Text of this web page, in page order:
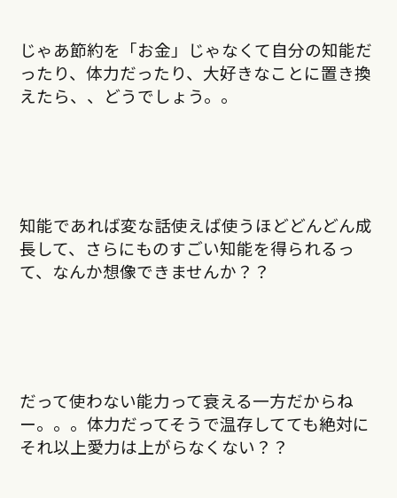
じゃあ節約を「お金」じゃなくて自分の知能だ
ったり、体力だったり、大好きなことに置き換
えたら、、どうでしょう。。
知能であれば変な話使えば使うほどどんどん成
長して、さらにものすごい知能を得られるっ
て、なんか想像できませんか？？
だって使わない能力って衰える一方だからね
ー。。。体力だってそうで温存してても絶対に
それ以上愛力は上がらなくない？？